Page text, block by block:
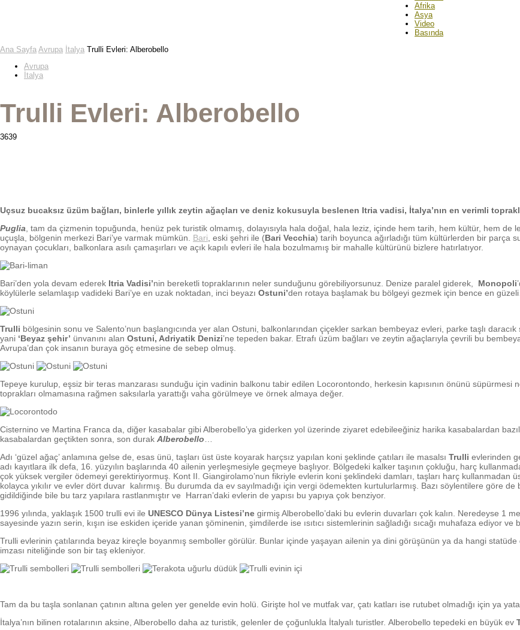
Morvaliz
Afrika
Asya
Video
Basında
Ana Sayfa Avrupa İtalya Trulli Evleri: Alberobello
Avrupa
İtalya
Trulli Evleri: Alberobello
3639
Uçsuz bucaksız üzüm bağları, binlerle yıllık zeytin ağaçları ve deniz kokusuyla beslenen Itria vadisi, İtalya’nın en verimli
Puglia, tam da çizmenin topuğunda, henüz pek turistik olmamış, dolayısıyla hala doğal, hala leziz, içinde hem tarih, hem kültür, hem de
uçuşla, bölgenin merkezi Bari’ye varmak mümkün. Bari, eski şehri ile (Bari Vecchia) tarih boyunca ağırladığı tüm kültürlerden bir parça
oynayan çocukları, balkonlara asılı çamaşırları ve açık kapılı evleri ile hala bozulmamış bir mahalle kültürünü bizlere hatırlatıyor.
Bari’den yola devam ederek Itria Vadisi’nin bereketli topraklarının neler sunduğunu görebiliyorsunuz. Denize paralel giderek, Monopoli
köylülerle selamlaşıp vadideki Bari’ye en uzak noktadan, inci beyazı Ostuni’den rotaya başlamak bu bölgeyi gezmek için bence en
Trulli bölgesinin sonu ve Salento’nun başlangıcında yer alan Ostuni, balkonlarından çiçekler sarkan bembeyaz evleri, parke taşlı daracık
yani ‘Beyaz şehir’ ünvanını alan Ostuni, Adriyatik Denizi’ne tepeden bakar. Etrafı üzüm bağları ve zeytin ağaçlarıyla çevrili bu
Avrupa’dan çok insanın buraya göç etmesine de sebep olmuş.
Tepeye kurulup, eşsiz bir teras manzarası sunduğu için vadinin balkonu tabir edilen Locorontondo, herkesin kapısının önünü
toprakları olmamasına rağmen saksılarla yarattığı vaha görülmeye ve örnek almaya değer.
Cisternino ve Martina Franca da, diğer kasabalar gibi Alberobello’ya giderken yol üzerinde ziyaret edebileeğiniz harika kasabalardan
kasabalardan geçtikten sonra, son durak Alberobello…
Adı ‘güzel ağaç’ anlamına gelse de, esas ünü, taşları üst üste koyarak harçsız yapılan koni şeklinde çatıları ile masalsı Trulli evlerinden
adı kayıtlara ilk defa, 16. yüzyılın başlarında 40 ailenin yerleşmesiyle geçmeye başlıyor. Bölgedeki kalker taşının çokluğu, harç
çok yüksek vergiler ödemeyi gerektiriyormuş. Kont II. Giangirolamo’nun fikriyle evlerin koni şeklindeki damları, taşları harç kullanmadan
kolayca yıkılır ve evler dört duvar kalırmış. Bu durumda da ev sayılmadığı için vergi ödemekten kurtulurlarmış. Bazı söylentilere göre
gidildiğinde bile bu tarz yapılara rastlanmıştır ve Harran’daki evlerin de yapısı bu yapıya çok benziyor.
1996 yılında, yaklaşık 1500 trulli evi ile UNESCO Dünya Listesi’ne girmiş Alberobello’daki bu evlerin duvarları çok kalın. Neredeyse 1
sayesinde yazın serin, kışın ise eskiden içeride yanan şöminenin, şimdilerde ise ısıtıcı sistemlerinin sağladığı sıcağı muhafaza ediyor ve
Trulli evlerinin çatılarında beyaz kireçle boyanmış semboller görülür. Bunlar içinde yaşayan ailenin ya dini görüşünün ya da hangi
imzası niteliğinde son bir taş ekleniyor.
Tam da bu taşla sonlanan çatının altına gelen yer genelde evin holü. Girişte hol ve mutfak var, çatı katları ise rutubet olmadığı için ya
İtalya’nın bilinen rotalarının aksine, Alberobello daha az turistik, gelenler de çoğunlukla İtalyalı turistler. Alberobello tepedeki en büyük ev